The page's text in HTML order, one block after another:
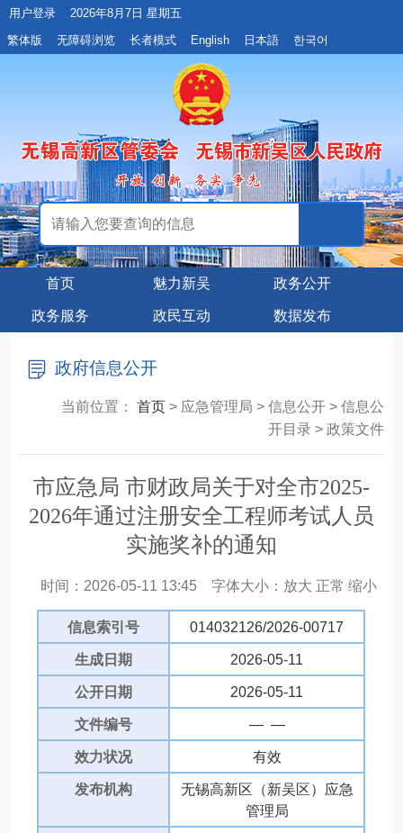
用户登录
2026年8月7日 星期五
繁体版
无障碍浏览 长者模式 English 日本語 한국어
首页 魅力新吴 政务公开
政务服务 政民互动 数据发布
政府信息公开
当前位置： 首页> 应急管理局 > 信息公开 > 信息公
开目录 > 政策文件
市应急局 市财政局关于对全市2025-
2026年通过注册安全工程师考试人员
实施奖补的通知
时间：2026-05-11 13:45 字体大小： 放大 正常 缩小
信息索引号 014032126/2026-00717
生成日期 2026-05-11
公开日期 2026-05-11
文件编号 — —
效力状况 有效
发布机构
无锡高新区（新吴区）应急
管理局